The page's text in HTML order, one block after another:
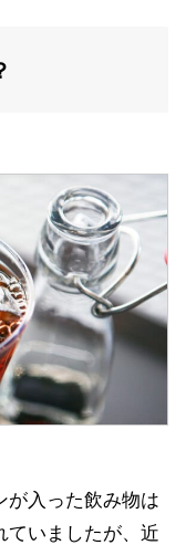
が入った飲み物は
ていましたが、近